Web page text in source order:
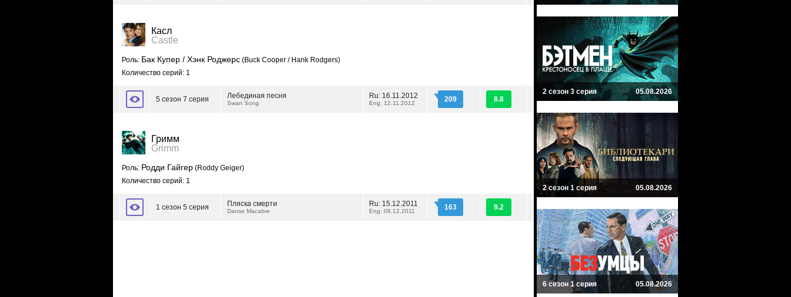
Касл
Castle
Роль: Бак Купер / Хэнк Роджерс (Buck Cooper / Hank Rodgers)
Количество серий: 1
5 сезон 7 серия Лебединая песня
Swan Song
Ru: 16.11.2012
Eng: 12.11.2012 209 8.8
Гримм
Grimm
Роль: Родди Гайгер (Roddy Geiger)
Количество серий: 1
1 сезон 5 серия Пляска смерти
Danse Macabre
Ru: 15.12.2011
Eng: 08.12.2011 163 9.2
2 сезон 3 серия 05.08.2026
2 сезон 1 серия 05.08.2026
6 сезон 1 серия 05.08.2026